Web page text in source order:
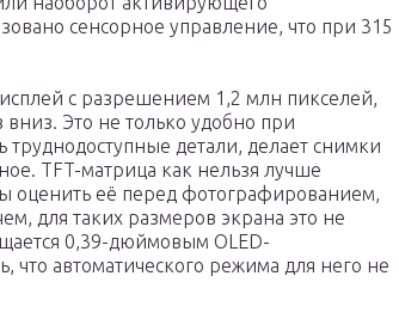
сенсорное управление, что при 315
с разрешением 1,2 млн пикселей,
Это не только удобно при
труднодоступные детали, делает снимки
TFT-матрица как нельзя лучше
оценить её перед фотографированием,
для таких размеров экрана это не
0,39-дюймовым OLED-
что автоматического режима для него не